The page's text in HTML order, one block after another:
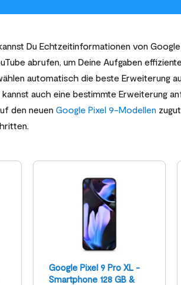
Du Echtzeitinformationen von Google
abrufen, um Deine Aufgaben
automatisch die beste Erweiterung
auch eine bestimmte Erweiterung
den neuen Google Pixel 9-Modellen
Google Pixel 9 Pro XL -
Smartphone 128 GB &